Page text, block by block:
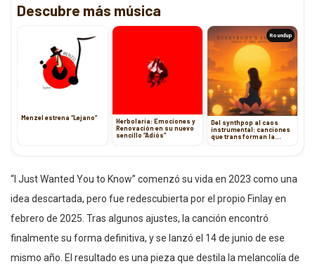
Descubre más música
Menzel estrena “Lejano”
Herbolaria: Emociones y
Renovación en su nuevo
sencillo “Adiós”
Roundup
Del synthpop al caos
instrumental: canciones
que transforman la
“I Just Wanted You to Know” comenzó su vida en 2023 como una
idea descartada, pero fue redescubierta por el propio Finlay en
febrero de 2025. Tras algunos ajustes, la canción encontró
finalmente su forma definitiva, y se lanzó el 14 de junio de ese
mismo año. El resultado es una pieza que destila la melancolía de